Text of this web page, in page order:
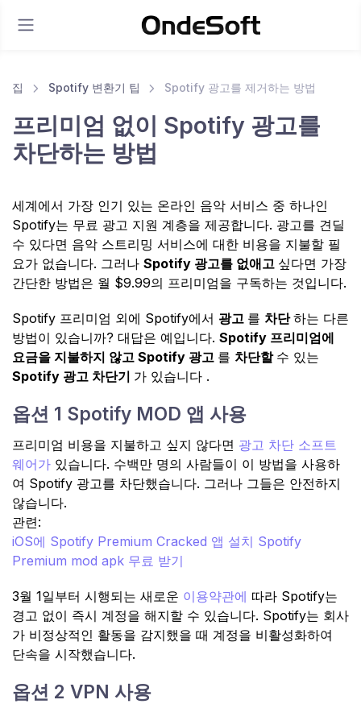
집 Spotify 변환기 팁 Spotify 광고를 제거하는 방법
프리미엄 없이 Spotify 광고를
차단하는 방법
세계에서 가장 인기 있는 온라인 음악 서비스 중 하나인
Spotify는 무료 광고 지원 계층을 제공합니다. 광고를 견딜
수 있다면 음악 스트리밍 서비스에 대한 비용을 지불할 필
요가 없습니다. 그러나 Spotify 광고를 없애고 싶다면 가장
간단한 방법은 월 $9.99의 프리미엄을 구독하는 것입니다.
Spotify 프리미엄 외에 Spotify에서 광고 를 차단하는 다른
방법이 있습니까? 대답은 예입니다. Spotify 프리미엄에
요금을 지불하지 않고 Spotify 광고 를 차단할 수 있는
Spotify 광고 차단기 가 있습니다 .
옵션 1 Spotify MOD 앱 사용
프리미엄 비용을 지불하고 싶지 않다면 광고 차단 소프트
웨어가 있습니다. 수백만 명의 사람들이 이 방법을 사용하
여 Spotify 광고를 차단했습니다. 그러나 그들은 안전하지
않습니다.
관련:
iOS에 Spotify Premium Cracked 앱 설치 Spotify
Premium mod apk 무료 받기
3월 1일부터 시행되는 새로운 이용약관에 따라 Spotify는
경고 없이 즉시 계정을 해지할 수 있습니다. Spotify는 회사
가 비정상적인 활동을 감지했을 때 계정을 비활성화하여
단속을 시작했습니다.
옵션 2 VPN 사용